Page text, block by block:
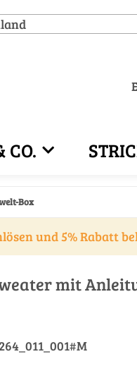
CO.
Box
und 5% Rabatt
mit